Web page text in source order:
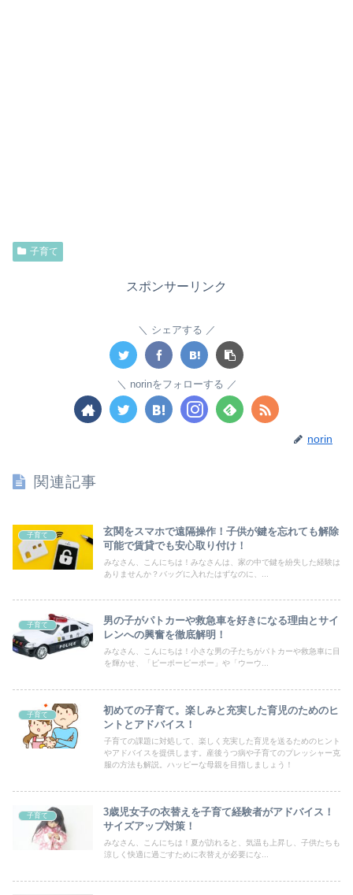
子育て
スポンサーリンク
シェアする
norinをフォローする
norin
関連記事
子育て
玄関をスマホで遠隔操作！子供が鍵を忘れても解除
可能で賃貸でも安心取り付け！
みなさん、こんにちは！みなさんは、家の中で鍵を紛失した経験は
ありませんか？バッグに入れたはずなのに、...
子育て
男の子がパトカーや救急車を好きになる理由とサイ
レンへの興奮を徹底解明！
みなさん、こんにちは！小さな男の子たちがパトカーや救急車に目
を輝かせ、「ピーポーピーポー」や「ウーウ...
子育て
初めての子育て。楽しみと充実した育児のためのヒ
ントとアドバイス！
子育ての課題に対処して、楽しく充実した育児を送るためのヒント
やアドバイスを提供します。産後うつ病や子育てのプレッシャー克
服の方法も解説。ハッピーな母親を目指しましょう！
子育て
3歳児女子の衣替えを子育て経験者がアドバイス！
サイズアップ対策！
みなさん、こんにちは！夏が訪れると、気温も上昇し、子供たちも
涼しく快適に過ごすために衣替えが必要にな...